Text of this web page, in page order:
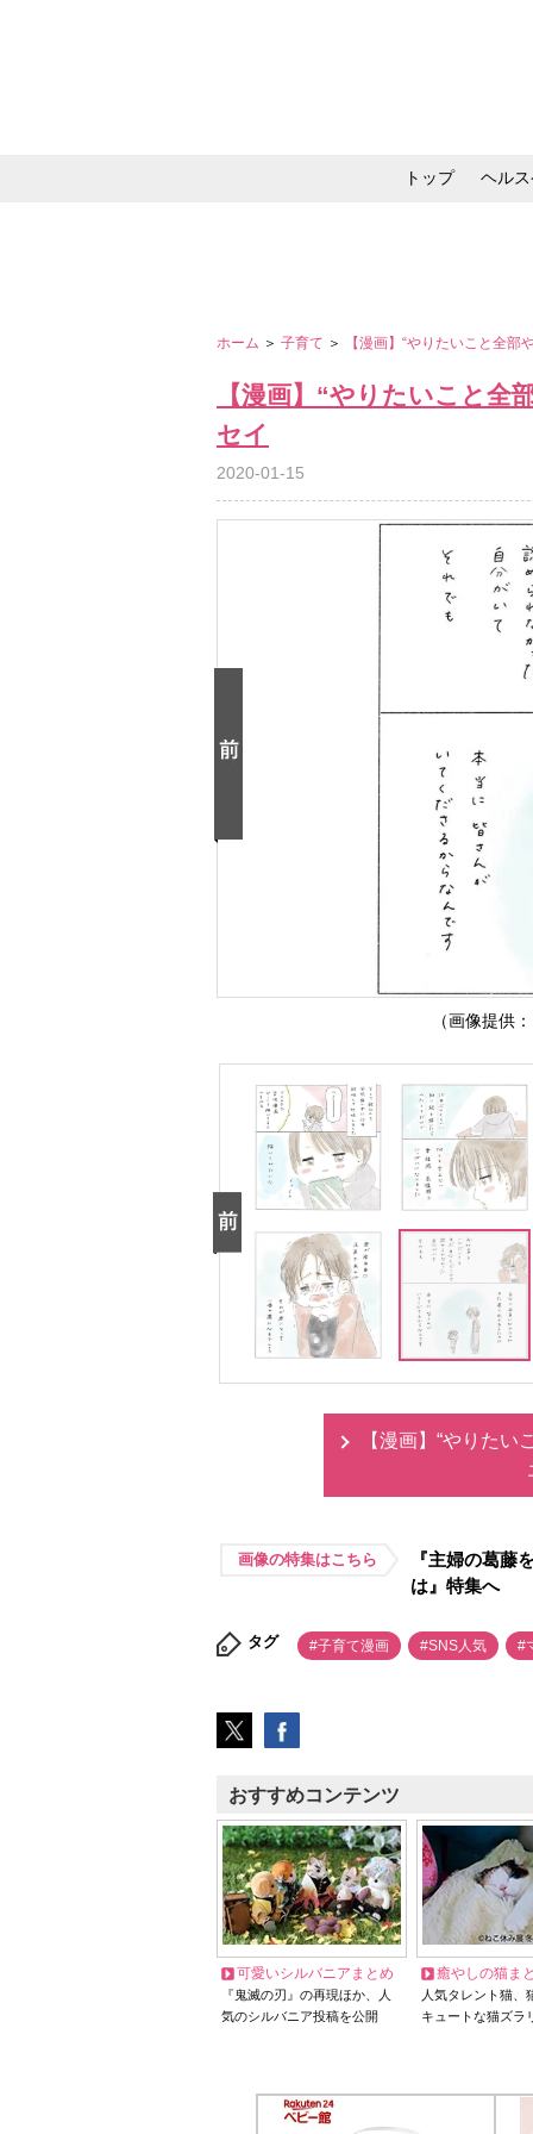
トップ ヘル
ホーム ＞ 子育て ＞ 【漫画】“やりたいこと全
【漫画】“やりたいこと
セイ
2020-01-15
（画像提供
【漫画】“やりた
画像の特集はこちら
『主婦の葛
は』特集へ
タグ #子育て漫画 #SNS人気 #
おすすめコンテンツ
可愛いシルバニアまとめ
『鬼滅の刃』の再現ほか、人
気のシルバニア投稿を公開
癒やしの猫ま
人気タレント猫
キュートな猫ズラ